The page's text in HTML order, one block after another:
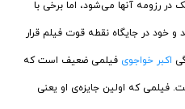
در رزومه آنها می‌شود، اما برخی با
خود در جایگاه نقطه قوت فیلم قرار
اکبر خواجوی فیلمی ضعیف است که
فیلمی که اولین جایزه‌ی او یعنی